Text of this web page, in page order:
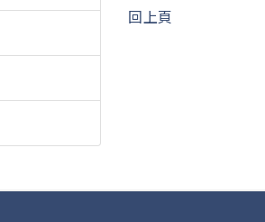
回上頁